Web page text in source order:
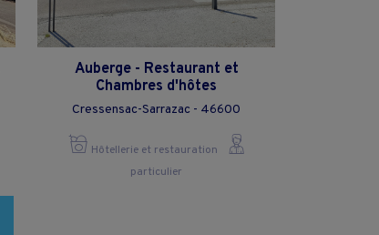
Auberge - Restaurant et
Chambres d'hôtes
Cressensac-Sarrazac - 46600
Hôtellerie et restauration
particulier